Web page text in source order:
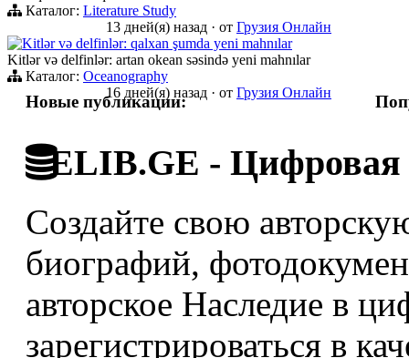
Каталог: Literature Study
13 дней(я) назад · от Грузия Онлайн
Kitlər və delfinlər: qalxan şumda yeni mahnılar
Kitlər və delfinlər: artan okean səsində yeni mahnılar
Каталог: Oceanography
16 дней(я) назад · от Грузия Онлайн
Новые публикации:
ELIB.GE - Цифровая
Создайте свою
биографий,
авторское Наследие в
зарегистрироваться в